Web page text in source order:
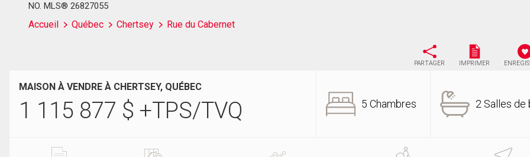
NO. MLS® 26827055
Accueil Québec Chertsey Rue du Cabernet
PARTAGER IMPRIMER
MAISON À VENDRE À CHERTSEY, QUÉBEC
1 115 877 $ +TPS/TVQ 5 Chambres 2 Salles de